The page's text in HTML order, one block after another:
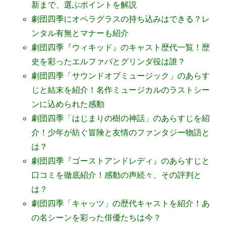
新まで、選ぶポイントを解説
劇団四季にオペラグラスの持ち込みはできる？レ
ンタル有無とマナーも紹介
劇団四季『ウィキッド』のキャスト歴代一覧！歴
史を彩ったエルファバとグリンダ役は誰？
劇団四季「サウンドオブミュージック」のあらす
じと結末を紹介！名作ミュージカルのラストシー
ンに込められた感動
劇団四季「はじまりの樹の神話」のあらすじを紹
介！少年が紡ぐ冒険と友情のファンタジー物語と
は？
劇団四季『ゴーストアンドレディ』のあらすじと
口コミを徹底紹介！感動の声続々、その評判と
は？
劇団四季「キャッツ」の歴代キャストを紹介！あ
の名シーンを彩った俳優たちは今？